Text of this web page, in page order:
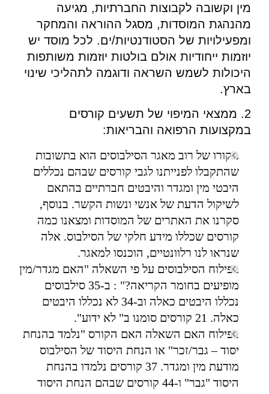
מין וקשובה לקבוצות החברתיות, מגיעה
מהנהגת המוסדות, מסגל ההוראה והמחקר
ומפעילויות של הסטודנטיות/ים. לכל מוסד יש
יוזמות ייחודיות אולם בולטות יוזמות משותפות
היכולות לשמש השראה ודוגמה לתהליכי שינוי
בארץ.
2. ממצאי המיפוי של תשעים קורסים
במקצועות הרפואה והבריאות:
מקורו של רוב מאגר הסילבוסים הוא בתשובות
שהתקבלו לפנייתנו לגבי קורסים שבהם נכללים
היבטי מין ומגדר והיבטים חברתיים בהתאם
לשיקול הדעת של אנשי ונשות הקשר. בנוסף,
סקרנו את האתרים של המוסדות ומצאנו כמה
קורסים שכללו מידע חלקי של הסילבוס. אלה
שנראו לנו רלוונטיים, הוכנסו למאגר.
בפילוח הסילבוסים על פי השאלה "האם מגדר/מין
מופיעים בחומר הקריאה?" : ב-35 סילבוסים
נכללו היבטים כאלה וב-34 לא נכללו היבטים
כאלה. 21 קורסים סומנו ב" לא ידוע".
בפילוח האם השאלה האם הקורס "נלמד בהנחת
יסוד – גבר/זכר" או הנחת היסוד של הסילבוס
מודעת מין ומגדר. 37 קורסים נלמדו בהנחת
היסוד "גבר" ו-44 קורסים שבהם הנחת היסוד